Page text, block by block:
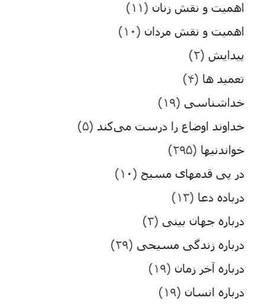
اهمیت و نقش زنان (۱۱)
اهمیت و نقش مردان (۱۰)
پیدایش (۲)
تعمید ها (۴)
خداشناسی (۱۹)
خداوند اوضاع را درست می‌کند (۵)
خواندنیها (۲۹۵)
در پی قدمهای مسیح (۱۰)
درباده دعا (۱۳)
درباره جهان بینی (۳)
درباره زندگی مسیحی (۲۹)
درباره آخر زمان (۱۹)
درباره انسان (۱۹)